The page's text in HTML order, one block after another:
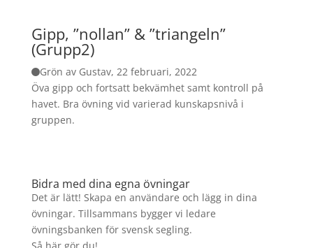
Gipp, ”nollan” & ”triangeln”
(Grupp2)
Grön av Gustav, 22 februari, 2022
Öva gipp och fortsatt bekvämhet samt kontroll på
havet. Bra övning vid varierad kunskapsnivå i
gruppen.
Bidra med dina egna övningar
Det är lätt! Skapa en användare och lägg in dina
övningar. Tillsammans bygger vi ledare
övningsbanken för svensk segling.